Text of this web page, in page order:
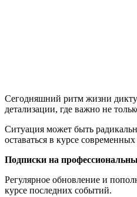
Сегодняшний ритм жизни
детализации, где важно не
Ситуация может быть
оставаться в курсе
Подписки на
Регулярное обновление и
курсе последних событий.